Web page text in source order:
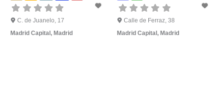
C. de Juanelo, 17
Madrid Capital , Madrid
Calle de Ferraz, 38
Madrid Capital , Madrid